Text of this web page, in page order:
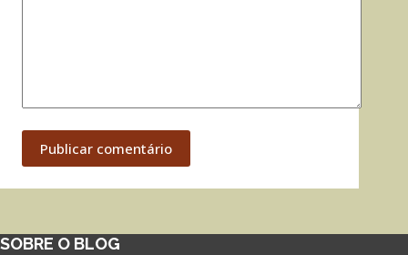
Publicar comentário
SOBRE O BLOG